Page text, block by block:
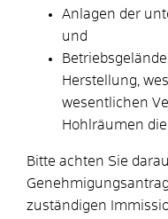
Anlagen der
und
Herstellung,
wesentlichen
Hohlräumen
Bitte achten Sie
zuständigen